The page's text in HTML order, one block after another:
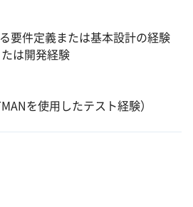
要件定義または基本設計の経験
は開発経験
を使用したテスト経験）